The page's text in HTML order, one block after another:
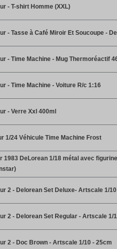
- T-shirt Homme (XXL)
- Tasse à Café Miroir Et Soucoupe -
- Time Machine - Mug Thermoréactif
- Time Machine - Voiture R/c 1:16
- Verre Xxl 400ml
1/24 Véhicule Time Machine Frost
1983 DeLorean 1/18 métal avec
2 - Delorean Set Deluxe- Artscale 1/
2 - Delorean Set Regular - Artscale 1/
2 - Doc Brown - Artscale 1/10 - 25cm